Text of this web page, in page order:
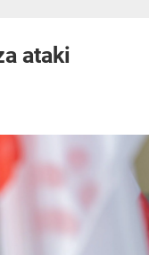
ataki